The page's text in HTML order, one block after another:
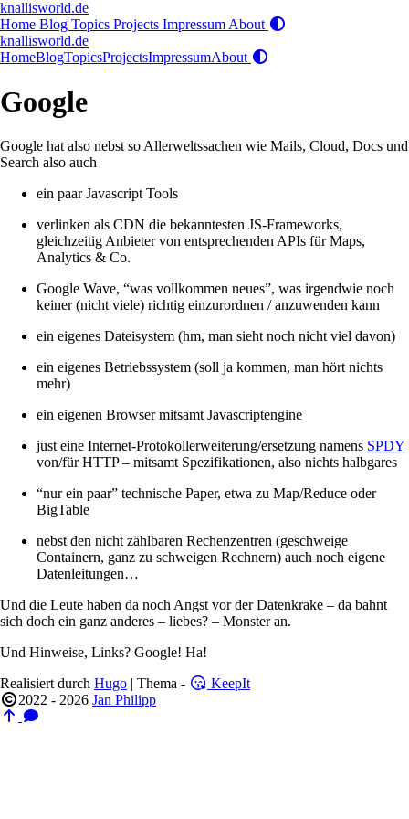
knallisworld.de
Home Blog Topics Projects Impressum About
knallisworld.de
HomeBlogTopicsProjectsImpressumAbout
Google
Google hat also nebst so Allerweltssachen wie Mails, Cloud, Docs und
Search also auch
ein paar Javascript Tools
verlinken als CDN die bekanntesten JS-Frameworks,
gleichzeitig Anbieter von entsprechenden APIs für Maps,
Analytics & Co.
Google Wave, “was vollkommen neues”, was irgendwie noch
keiner (nicht viele) richtig einzurordnen / anzuwenden kann
ein eigenes Dateisystem (hm, man sieht noch nicht viel davon)
ein eigenes Betriebssystem (soll ja kommen, man hört nichts
mehr)
ein eigenen Browser mitsamt Javascriptengine
just eine Internet-Protokollerweiterung/ersetzung namens SPDY
von/für HTTP – mitsamt Spezifikationen, also nichts halbgares
“nur ein paar” technische Paper, etwa zu Map/Reduce oder
BigTable
nebst den nicht zählbaren Rechenzentren (geschweige
Containern, ganz zu schweigen Rechnern) auch noch eigene
Datenleitungen…
Und die Leute haben da noch Angst vor der Datenkrake – da bahnt
sich doch ein ganz anderes – liebes? – Monster an.
Und Hinweise, Links? Google! Ha!
Realisiert durch Hugo | Thema -
KeepIt
2022 - 2026 Jan Philipp